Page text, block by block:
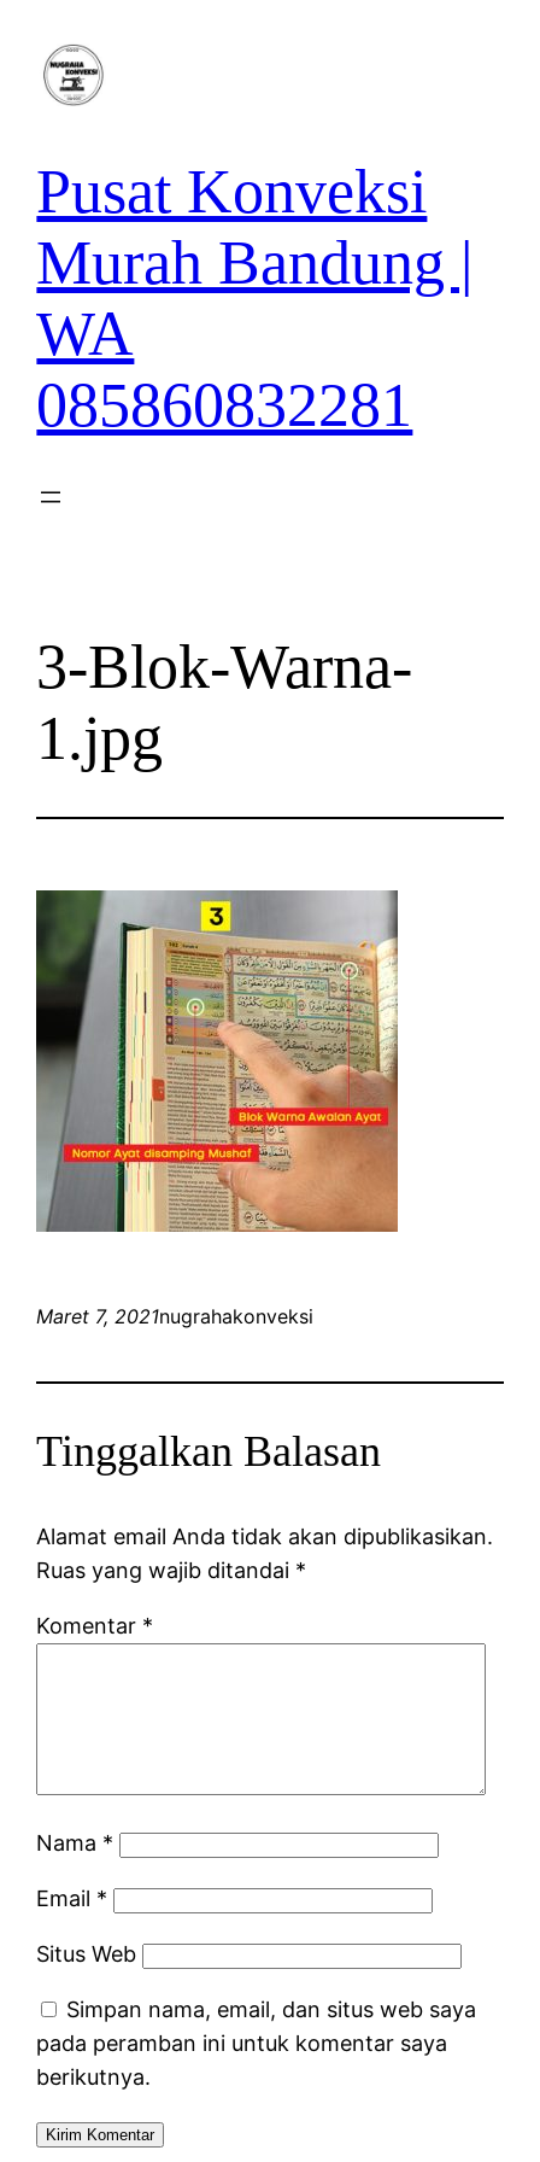
konten
Pusat Konveksi
Murah Bandung |
WA
085860832281
3-Blok-Warna-
1.jpg
Maret 7, 2021nugrahakonveksi
Tinggalkan Balasan
Alamat email Anda tidak akan dipublikasikan.
Ruas yang wajib ditandai *
Komentar *
Nama *
Email *
Situs Web
Simpan nama, email, dan situs web saya
pada peramban ini untuk komentar saya
berikutnya.